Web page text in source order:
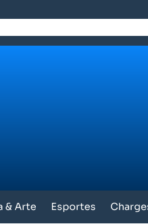
& Arte Esportes